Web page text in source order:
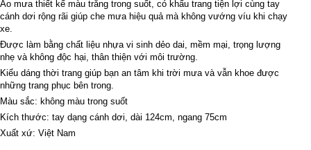
Áo mưa thiết kế màu trắng trong suốt, có khẩu trang tiện lợi cùng tay
cánh dơi rộng rãi giúp che mưa hiệu quả mà không vướng víu khi chạy
xe.
Được làm bằng chất liệu nhựa vi sinh dẻo dai, mềm mại, trọng lượng
nhẹ và không độc hại, thân thiện với môi trường.
Kiểu dáng thời trang giúp bạn an tâm khi trời mưa và vẫn khoe được
những trang phục bên trong.
Màu sắc: không màu trong suốt
Kích thước: tay dạng cánh dơi, dài 124cm, ngang 75cm
Xuất xứ: Việt Nam